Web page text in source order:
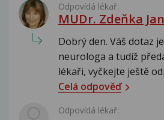
Odpovídá lékař:
MUDr. Zdeňka
Dobrý den. Váš dotaz
neurologa a tudíž
lékaři, vyčkejte ještě
Celá odpověď
Odpovídá lékař: